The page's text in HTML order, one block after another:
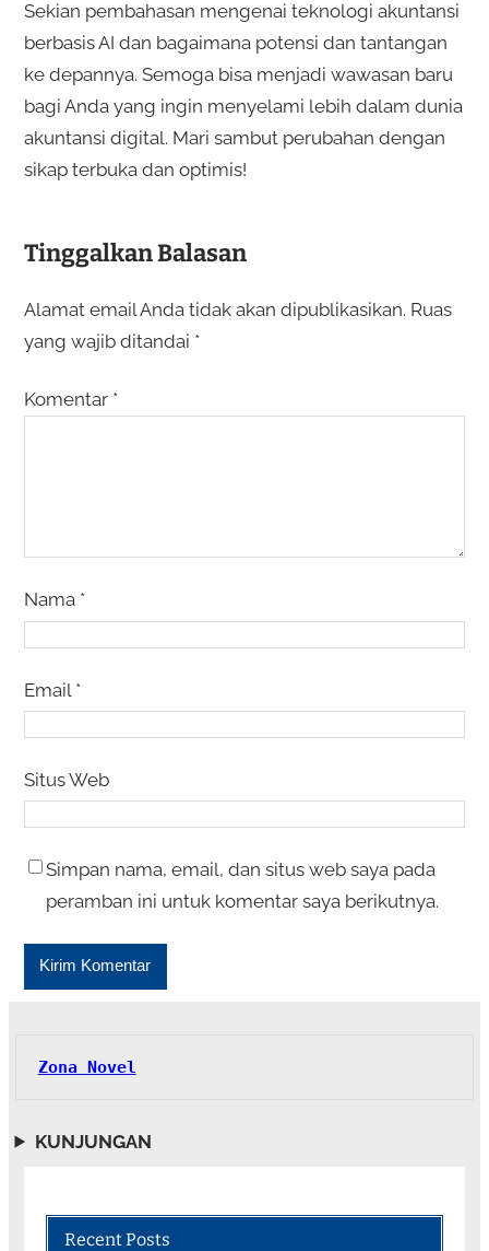
Sekian pembahasan mengenai teknologi akuntansi
berbasis AI dan bagaimana potensi dan tantangan
ke depannya. Semoga bisa menjadi wawasan baru
bagi Anda yang ingin menyelami lebih dalam dunia
akuntansi digital. Mari sambut perubahan dengan
sikap terbuka dan optimis!
Tinggalkan Balasan
Alamat email Anda tidak akan dipublikasikan. Ruas
yang wajib ditandai *
Komentar *
Nama *
Email *
Situs Web
Simpan nama, email, dan situs web saya pada
peramban ini untuk komentar saya berikutnya.
Zona Novel
KUNJUNGAN
Recent Posts